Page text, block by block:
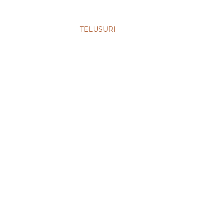
TELUSURI